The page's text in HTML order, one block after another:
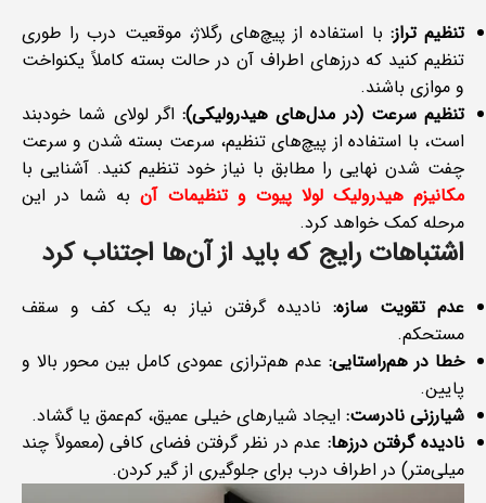
تنظیم تراز: با استفاده از پیچ‌های رگلاژ، موقعیت درب را طوری
تنظیم کنید که درزهای اطراف آن در حالت بسته کاملاً یکنواخت
و موازی باشند.
تنظیم سرعت (در مدل‌های هیدرولیکی): اگر لولای شما خودبند
است، با استفاده از پیچ‌های تنظیم، سرعت بسته شدن و سرعت
چفت شدن نهایی را مطابق با نیاز خود تنظیم کنید. آشنایی با
مکانیزم هیدرولیک لولا پیوت و تنظیمات آنبه شما در این
مرحله کمک خواهد کرد.
اشتباهات رایج که باید از آن‌ها اجتناب کرد
عدم تقویت سازه: نادیده گرفتن نیاز به یک کف و سقف
مستحکم.
خطا در هم‌راستایی: عدم هم‌ترازی عمودی کامل بین محور بالا و
پایین.
شیارزنی نادرست: ایجاد شیارهای خیلی عمیق، کم‌عمق یا گشاد.
نادیده گرفتن درزها: عدم در نظر گرفتن فضای کافی (معمولاً چند
میلی‌متر) در اطراف درب برای جلوگیری از گیر کردن.